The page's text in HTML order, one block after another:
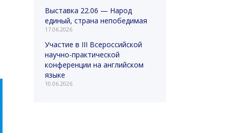
Выставка 22.06 — Народ
единый, страна непобедимая
17.06.2026
Участие в III Всероссийской
научно-практической
конференции на английском
языке
10.06.2026